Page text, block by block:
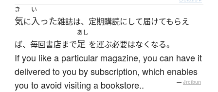
き
気に
い
入った雑誌は、定期購読にして届けてもらえ
ば、毎回書店まで
あし
足 を運ぶ必要はなくなる。
If you like a particular magazine, you can have it
delivered to you by subscription, which enables
you to avoid visiting a bookstore..
— Jreibun